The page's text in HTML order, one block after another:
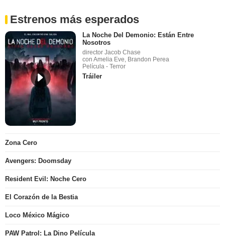
Estrenos más esperados
La Noche Del Demonio: Están Entre
Nosotros
director Jacob Chase
con Amelia Eve, Brandon Perea
Película - Terror
Tráiler
Zona Cero
Avengers: Doomsday
Resident Evil: Noche Cero
El Corazón de la Bestia
Loco México Mágico
PAW Patrol: La Dino Película